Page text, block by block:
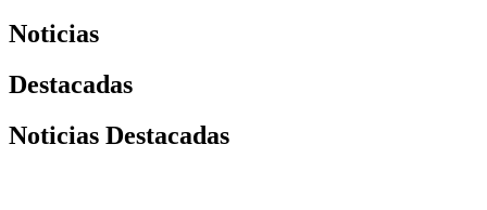
Noticias
Destacadas
Noticias Destacadas